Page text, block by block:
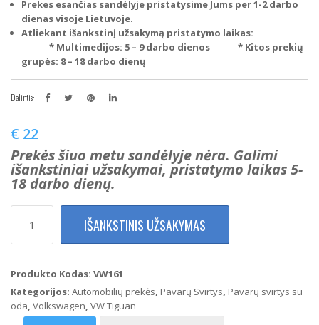
Prekes esančias sandėlyje pristatysime Jums per 1-2 darbo
dienas visoje Lietuvoje.
Atliekant išankstinį užsakymą pristatymo laikas:
* Multimedijos: 5 – 9 darbo dienos * Kitos prekių
grupės: 8 – 18 darbo dienų
Dalintis:
€ 22
Prekės šiuo metu sandėlyje nėra. Galimi
išankstiniai užsakymai, pristatymo laikas 5-
18 darbo dienų.
kiekis:
Volkswagen
Pavarų
svirtis
su
IŠANKSTINIS UŽSAKYMAS
Produkto Kodas: VW161
Kategorijos: Automobilių prekės, Pavarų Svirtys, Pavarų svirtys su
oda, Volkswagen, VW Tiguan